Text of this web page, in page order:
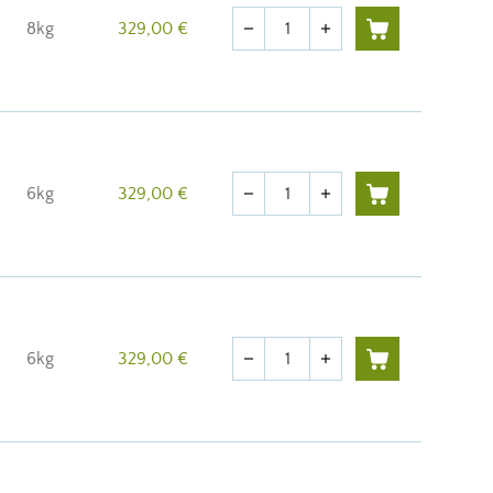
8kg 329,00 € Quantité
remove add
6kg 329,00 € Quantité
remove add
6kg 329,00 € Quantité
remove add